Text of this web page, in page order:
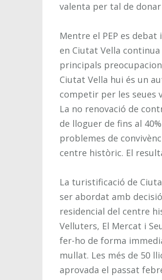
valenta per tal de donar
Mentre el PEP es debat
en Ciutat Vella
principals
Ciutat Vella hui és un
competir per les seues
La no renovació de
de lloguer de fins al
problemes de
centre històric. El
La turistificació de
ser abordat amb
residencial del centre
Velluters, El Mercat i
fer-ho de forma
mullat. Les més de 50
aprovada el passat